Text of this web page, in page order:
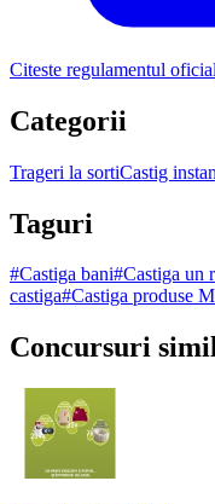
Citeste regulamentul oficial
Categorii
Trageri la sortiCastig
Taguri
#Castiga bani#Castiga un
castiga#Castiga produse
Concursuri